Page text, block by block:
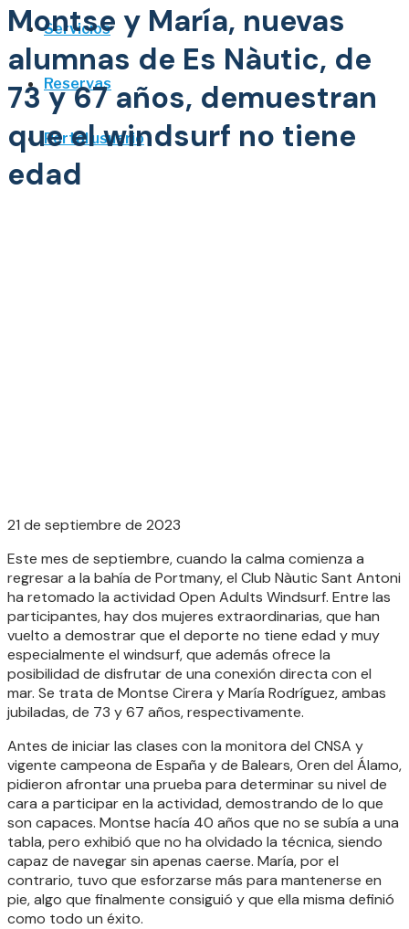
Servicios
Reservas
Portal usuario
Montse y María, nuevas
alumnas de Es Nàutic, de
73 y 67 años, demuestran
que el windsurf no tiene
edad
21 de septiembre de 2023
Este mes de septiembre, cuando la calma comienza a
regresar a la bahía de Portmany, el Club Nàutic Sant Antoni
ha retomado la actividad Open Adults Windsurf. Entre las
participantes, hay dos mujeres extraordinarias, que han
vuelto a demostrar que el deporte no tiene edad y muy
especialmente el windsurf, que además ofrece la
posibilidad de disfrutar de una conexión directa con el
mar. Se trata de Montse Cirera y María Rodríguez, ambas
jubiladas, de 73 y 67 años, respectivamente.
Antes de iniciar las clases con la monitora del CNSA y
vigente campeona de España y de Balears, Oren del Álamo,
pidieron afrontar una prueba para determinar su nivel de
cara a participar en la actividad, demostrando de lo que
son capaces. Montse hacía 40 años que no se subía a una
tabla, pero exhibió que no ha olvidado la técnica, siendo
capaz de navegar sin apenas caerse. María, por el
contrario, tuvo que esforzarse más para mantenerse en
pie, algo que finalmente consiguió y que ella misma definió
como todo un éxito.